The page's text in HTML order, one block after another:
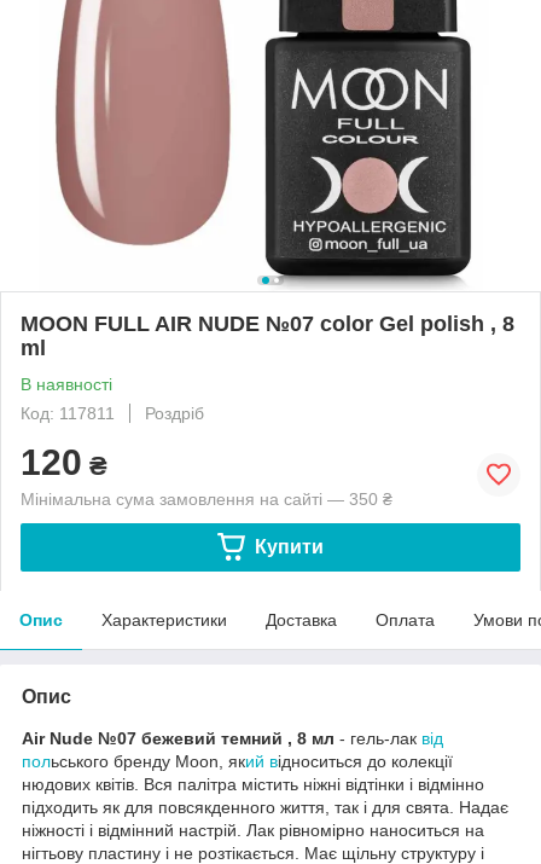
MOON FULL AIR NUDE №07 color Gel polish , 8
ml
В наявності
Код: 117811
Роздріб
120 ₴
Мінімальна сума замовлення на сайті — 350 ₴
Купити
Опис Характеристики Доставка Оплата Умови
Опис
Air Nude №07 бежевий темний , 8 мл - гель-лак від
польського бренду Moon, який відноситься до колекції
нюдових квітів. Вся палітра містить ніжні відтінки і відмінно
підходить як для повсякденного життя, так і для свята. Надає
ніжності і відмінний настрій. Лак рівномірно наноситься на
нігтьову пластину і не розтікається. Має щільну структуру і